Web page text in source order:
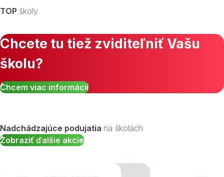
Zobraziť všetky študijné odbory »
TOP školy
Chcete tu tiež zviditeľniť Vašu
školu?
Chcem viac informácií
Nadchádzajúce podujatia na školách
Zobraziť ďalšie akcie